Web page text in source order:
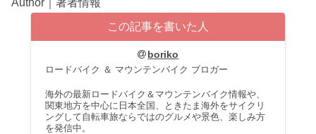
この記事を書いた人
boriko
ロードバイク ＆ マウンテンバイク ブロガー
海外の最新ロードバイク＆マウンテンバイク情報や、
関東地方を中心に日本全国、ときたま海外をサイクリ
ングして自転車旅ならではのグルメや景色、楽しみ方
を発信中。